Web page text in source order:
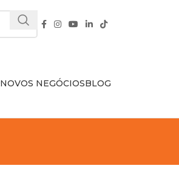
NOVOS NEGÓCIOSBLOG